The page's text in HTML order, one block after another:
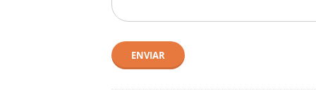
ENVIAR